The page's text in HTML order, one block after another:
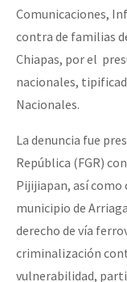
Comunicaciones,
contra de familias
Chiapas, por el
nacionales,
Nacionales.
La denuncia fue
República (FGR)
Pijijiapan, así como
municipio de
derecho de vía
criminalización
vulnerabilidad,